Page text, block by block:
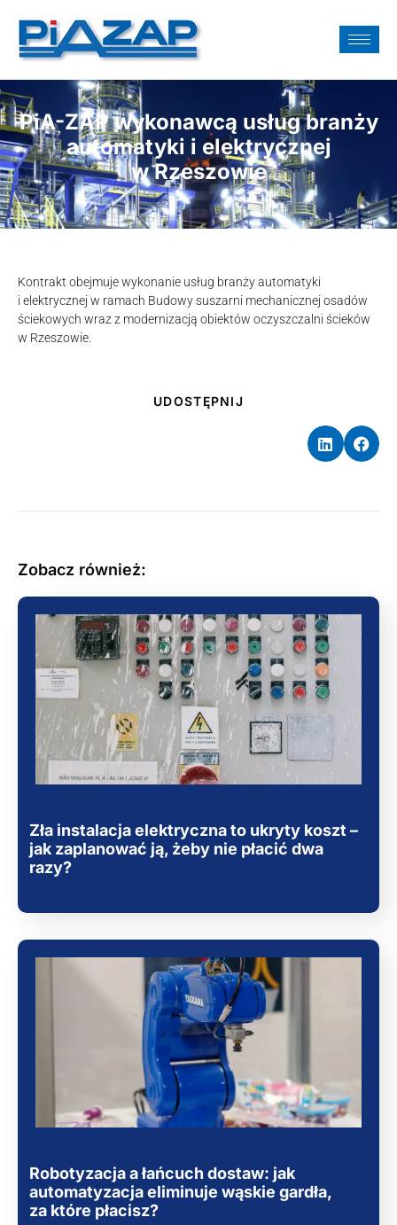
PiA-ZAP wykonawcą usług branży
automatyki i elektrycznej
w Rzeszowie
Kontrakt obejmuje wykonanie usług branży automatyki
i elektrycznej w ramach Budowy suszarni mechanicznej osadów
ściekowych wraz z modernizacją obiektów oczyszczalni ścieków
w Rzeszowie.
UDOSTĘPNIJ
Zobacz również:
Zła instalacja elektryczna to ukryty koszt –
jak zaplanować ją, żeby nie płacić dwa
razy?
Robotyzacja a łańcuch dostaw: jak
automatyzacja eliminuje wąskie gardła,
za które płacisz?